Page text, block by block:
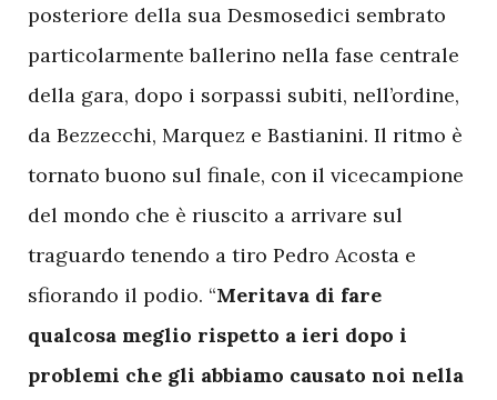
posteriore della sua Desmosedici sembrato
particolarmente ballerino nella fase centrale
della gara, dopo i sorpassi subiti, nell’ordine,
da Bezzecchi, Marquez e Bastianini. Il ritmo è
tornato buono sul finale, con il vicecampione
del mondo che è riuscito a arrivare sul
traguardo tenendo a tiro Pedro Acosta e
sfiorando il podio. “Meritava di fare
qualcosa meglio rispetto a ieri dopo i
problemi che gli abbiamo causato noi nella